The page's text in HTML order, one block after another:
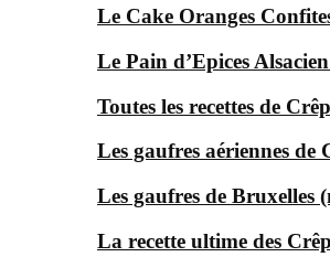
Le Cake Oranges
Le Pain d’Epices
Toutes les recettes de
Les gaufres aériennes
Les gaufres de Bruxelles
La recette ultime des